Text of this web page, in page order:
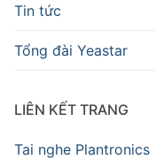
Tin tức
Tổng đài Yeastar
LIÊN KẾT TRANG
Tai nghe Plantronics